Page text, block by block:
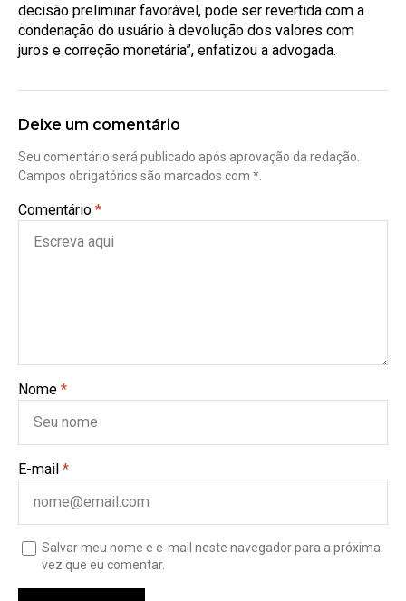
decisão preliminar favorável, pode ser revertida com a
condenação do usuário à devolução dos valores com
juros e correção monetária”, enfatizou a advogada.
Deixe um comentário
Seu comentário será publicado após aprovação da redação.
Campos obrigatórios são marcados com *.
Comentário *
Nome *
E-mail *
Salvar meu nome e e-mail neste navegador para a próxima
vez que eu comentar.